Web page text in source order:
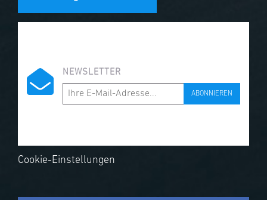
NEWSLETTER
ABONNIEREN
Cookie-Einstellungen